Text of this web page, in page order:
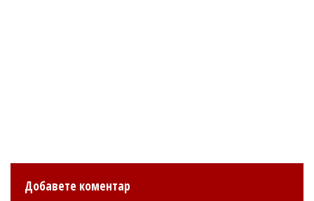
Добавете коментар